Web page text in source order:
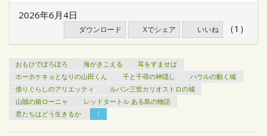
2026年6月4日
ダウンロード Xでシェア いいね （1）
おもひでぽろぽろ 海がきこえる
耳をすませば
ホーホケキョとなりの山田くん
千と千尋の神隠し
ハウルの動く城
借りぐらしのアリエッティ
ルパン三世カリオストロの城
山賊の娘ローニャ
レッドタートル ある島の物語
君たちはどう生きるか
1